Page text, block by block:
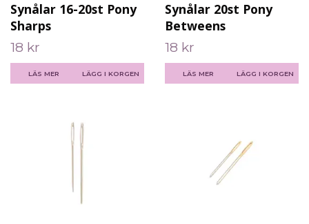
Synålar 16-20st Pony
Sharps
18 kr
LÄS MER LÄGG I KORGEN
Synålar 20st Pony
Betweens
18 kr
LÄS MER LÄGG I KORGEN